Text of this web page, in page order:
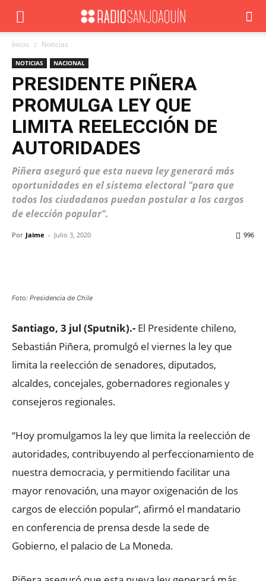
Inicio Noticias
NOTICIAS NACIONAL
PRESIDENTE PIÑERA
PROMULGA LEY QUE
LIMITA REELECCIÓN DE
AUTORIDADES
Piñera aseguró que esta nueva ley generará más
oportunidades en el sistema electoral "para que
todos los ciudadanos puedan postular a los cargos
de elección popular".
Por Jaime - Julio 3, 2020 996
Foto: Presidencia de Chile
Santiago, 3 jul (Sputnik).- El Presidente chileno,
Sebastián Piñera, promulgó el viernes la ley que
limita la reelección de senadores, diputados,
alcaldes, concejales, gobernadores regionales y
consejeros regionales.
“Hoy promulgamos la ley que limita la reelección de
autoridades, contribuyendo al perfeccionamiento de
nuestra democracia, y permitiendo facilitar una
mayor renovación, una mayor oxigenación de los
cargos de elección popular”, afirmó el mandatario
en conferencia de prensa desde la sede de
Gobierno, el palacio de La Moneda.